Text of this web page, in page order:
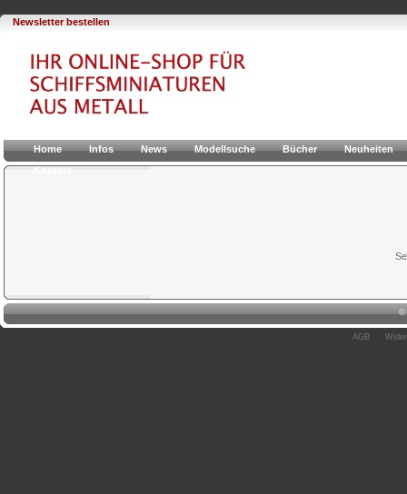
Newsletter bestellen
Home Infos News Modellsuche Bücher
Neuheiten
Kontakt
©
AGB